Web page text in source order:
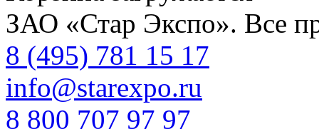
ЗАО «Стар Экспо». Все
8 (495) 781 15 17
info@starexpo.ru
8 800 707 97 97